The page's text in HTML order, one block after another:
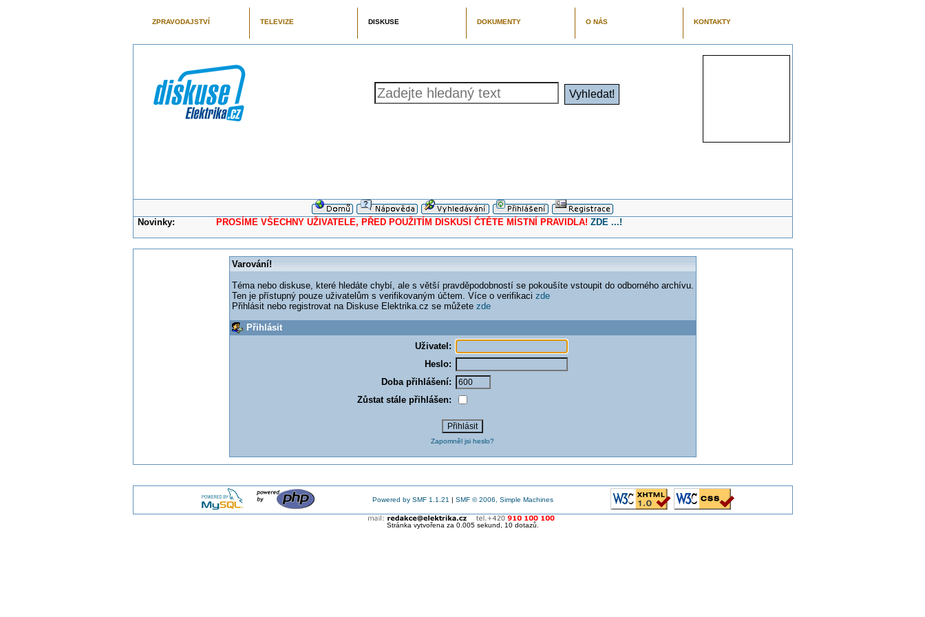
ZPRAVODAJSTVÍ TELEVIZE DISKUSE DOKUMENTY O NÁS KONTAKTY
Novinky: PROSÍME VŠECHNY UŽIVATELE, PŘED POUŽITÍM DISKUSÍ ČTĚTE MÍSTNÍ PRAVIDLA! ZDE ...!
Varování!
Téma nebo diskuse, které hledáte chybí, ale s větší pravděpodobností se pokoušíte vstoupit do odborného archívu.
Ten je přístupný pouze uživatelům s verifikovaným účtem. Více o verifikaci zde
Přihlásit nebo registrovat na Diskuse Elektrika.cz se můžete zde
Přihlásit
Uživatel:
Heslo:
Doba přihlášení:
Zůstat stále přihlášen:
Zapomněl jsi heslo?
Powered by SMF 1.1.21 | SMF © 2006, Simple Machines
Stránka vytvořena za 0.005 sekund, 10 dotazů.